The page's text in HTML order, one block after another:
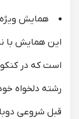
همایش ویژه
این همایش با
است که در
رشته دلخواه
قبل شروعی